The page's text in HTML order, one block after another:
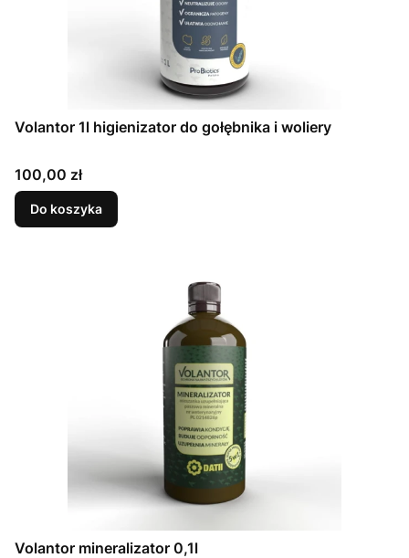
Volantor 1l higienizator do gołębnika i woliery
Cena
100,00 zł
Do koszyka
Volantor mineralizator 0,1l